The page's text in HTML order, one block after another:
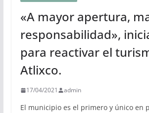
«A mayor apertura,
responsabilidad»,
para reactivar el
Atlixco.
17/04/2021 admin
El municipio es el primero y único en